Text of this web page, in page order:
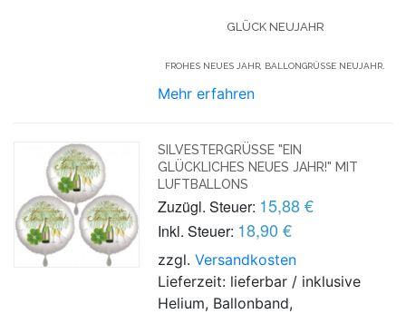
GLÜCK NEUJAHR
FROHES NEUES JAHR, BALLONGRÜSSE NEUJAHR.
Mehr erfahren
SILVESTERGRÜSSE "EIN G
LÜCKLICHES NEUES JAHR!" MIT L
UFTBALLONS
Zuzügl. Steuer: 15,88 €
Inkl. Steuer: 18,90 €
zzgl.Versandkosten
Lieferzeit: lieferbar / inklusive
Helium, Ballonband,